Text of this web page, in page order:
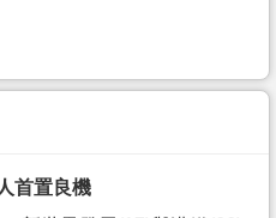
首置良機